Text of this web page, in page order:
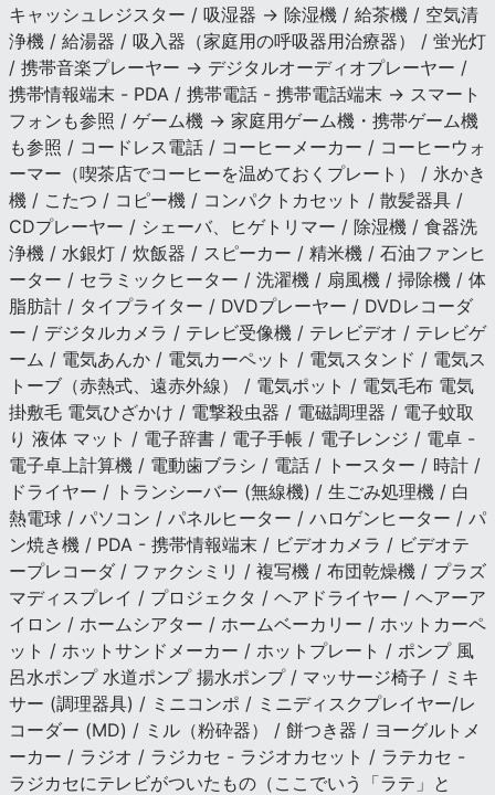
キャッシュレジスター / 吸湿器 → 除湿機 / 給茶機 / 空気清
浄機 / 給湯器 / 吸入器（家庭用の呼吸器用治療器） / 蛍光灯
/ 携帯音楽プレーヤー → デジタルオーディオプレーヤー /
携帯情報端末 - PDA / 携帯電話 - 携帯電話端末 → スマート
フォンも参照 / ゲーム機 → 家庭用ゲーム機・携帯ゲーム機
も参照 / コードレス電話 / コーヒーメーカー / コーヒーウォ
ーマー（喫茶店でコーヒーを温めておくプレート） / 氷かき
機 / こたつ / コピー機 / コンパクトカセット / 散髪器具 /
CDプレーヤー / シェーバ、ヒゲトリマー / 除湿機 / 食器洗
浄機 / 水銀灯 / 炊飯器 / スピーカー / 精米機 / 石油ファンヒ
ーター / セラミックヒーター / 洗濯機 / 扇風機 / 掃除機 / 体
脂肪計 / タイプライター / DVDプレーヤー / DVDレコーダ
ー / デジタルカメラ / テレビ受像機 / テレビデオ / テレビゲ
ーム / 電気あんか / 電気カーペット / 電気スタンド / 電気ス
トーブ（赤熱式、遠赤外線） / 電気ポット / 電気毛布 電気
掛敷毛 電気ひざかけ / 電撃殺虫器 / 電磁調理器 / 電子蚊取
り 液体 マット / 電子辞書 / 電子手帳 / 電子レンジ / 電卓 -
電子卓上計算機 / 電動歯ブラシ / 電話 / トースター / 時計 /
ドライヤー / トランシーバー (無線機) / 生ごみ処理機 / 白
熱電球 / パソコン / パネルヒーター / ハロゲンヒーター / パ
ン焼き機 / PDA - 携帯情報端末 / ビデオカメラ / ビデオテ
ープレコーダ / ファクシミリ / 複写機 / 布団乾燥機 / プラズ
マディスプレイ / プロジェクタ / ヘアドライヤー / ヘアーア
イロン / ホームシアター / ホームベーカリー / ホットカーペ
ット / ホットサンドメーカー / ホットプレート / ポンプ 風
呂水ポンプ 水道ポンプ 揚水ポンプ / マッサージ椅子 / ミキ
サー (調理器具) / ミニコンポ / ミニディスクプレイヤー/レ
コーダー (MD) / ミル（粉砕器） / 餅つき器 / ヨーグルトメ
ーカー / ラジオ / ラジカセ - ラジオカセット / ラテカセ -
ラジカセにテレビがついたもの（ここでいう「ラテ」と